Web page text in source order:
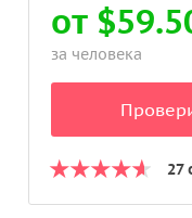
от
за человека
27